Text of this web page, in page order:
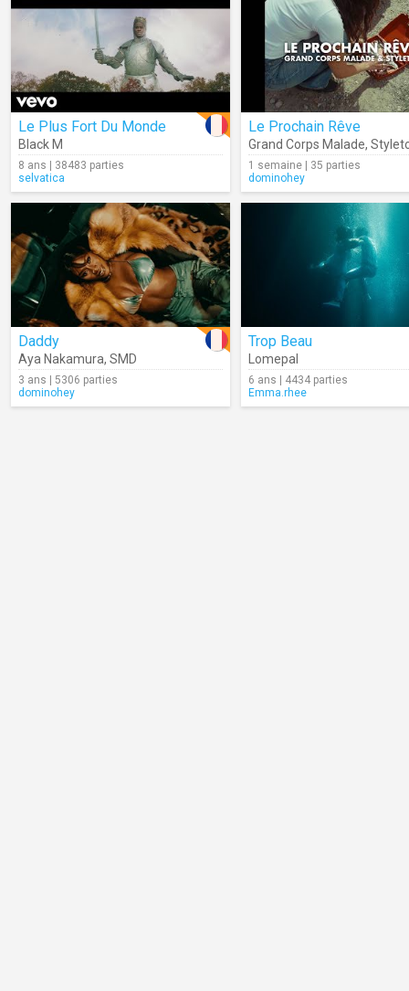
Le Plus Fort Du Monde
Black M
8 ans | 38483 parties
selvatica
Le Prochain Rêve
Grand Corps Malade,
1 semaine | 35 parties
dominohey
Daddy
Aya Nakamura, SMD
3 ans | 5306 parties
dominohey
Trop Beau
Lomepal
6 ans | 4434 parties
Emma.rhee